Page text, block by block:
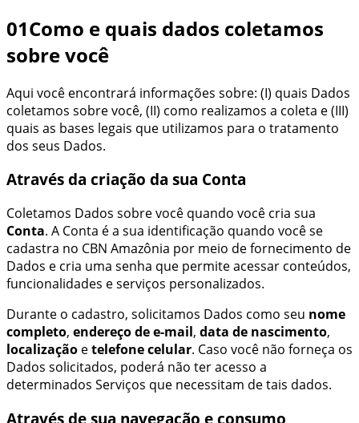
01Como e quais dados coletamos
sobre você
Aqui você encontrará informações sobre: (I) quais Dados
coletamos sobre você, (II) como realizamos a coleta e (III)
quais as bases legais que utilizamos para o tratamento
dos seus Dados.
Através da criação da sua Conta
Coletamos Dados sobre você quando você cria sua
Conta. A Conta é a sua identificação quando você se
cadastra no CBN Amazônia por meio de fornecimento de
Dados e cria uma senha que permite acessar conteúdos,
funcionalidades e serviços personalizados.
Durante o cadastro, solicitamos Dados como seu nome
completo, endereço de e-mail, data de nascimento,
localização etelefone celular. Caso você não forneça os
Dados solicitados, poderá não ter acesso a
determinados Serviços que necessitam de tais dados.
Através de sua navegação e consumo